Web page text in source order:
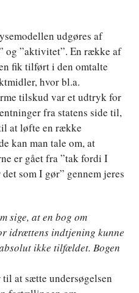
udgøres af
og ”aktivitet”. En række af
fik tilført i den omtalte
hvor bl.a.
tilskud var et udtryk for
fra statens side til,
at løfte en række
kan man tale om, at
er gået fra ”tak fordi I
som I gør” gennem jeres
sige, at en bog om
idrættens indtjening kunne
ikke tilfældet. Bogen
at sætte undersøgelsen